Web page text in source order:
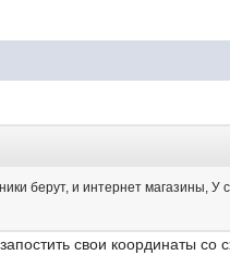
берут, и интернет магазины, У
свои координаты со